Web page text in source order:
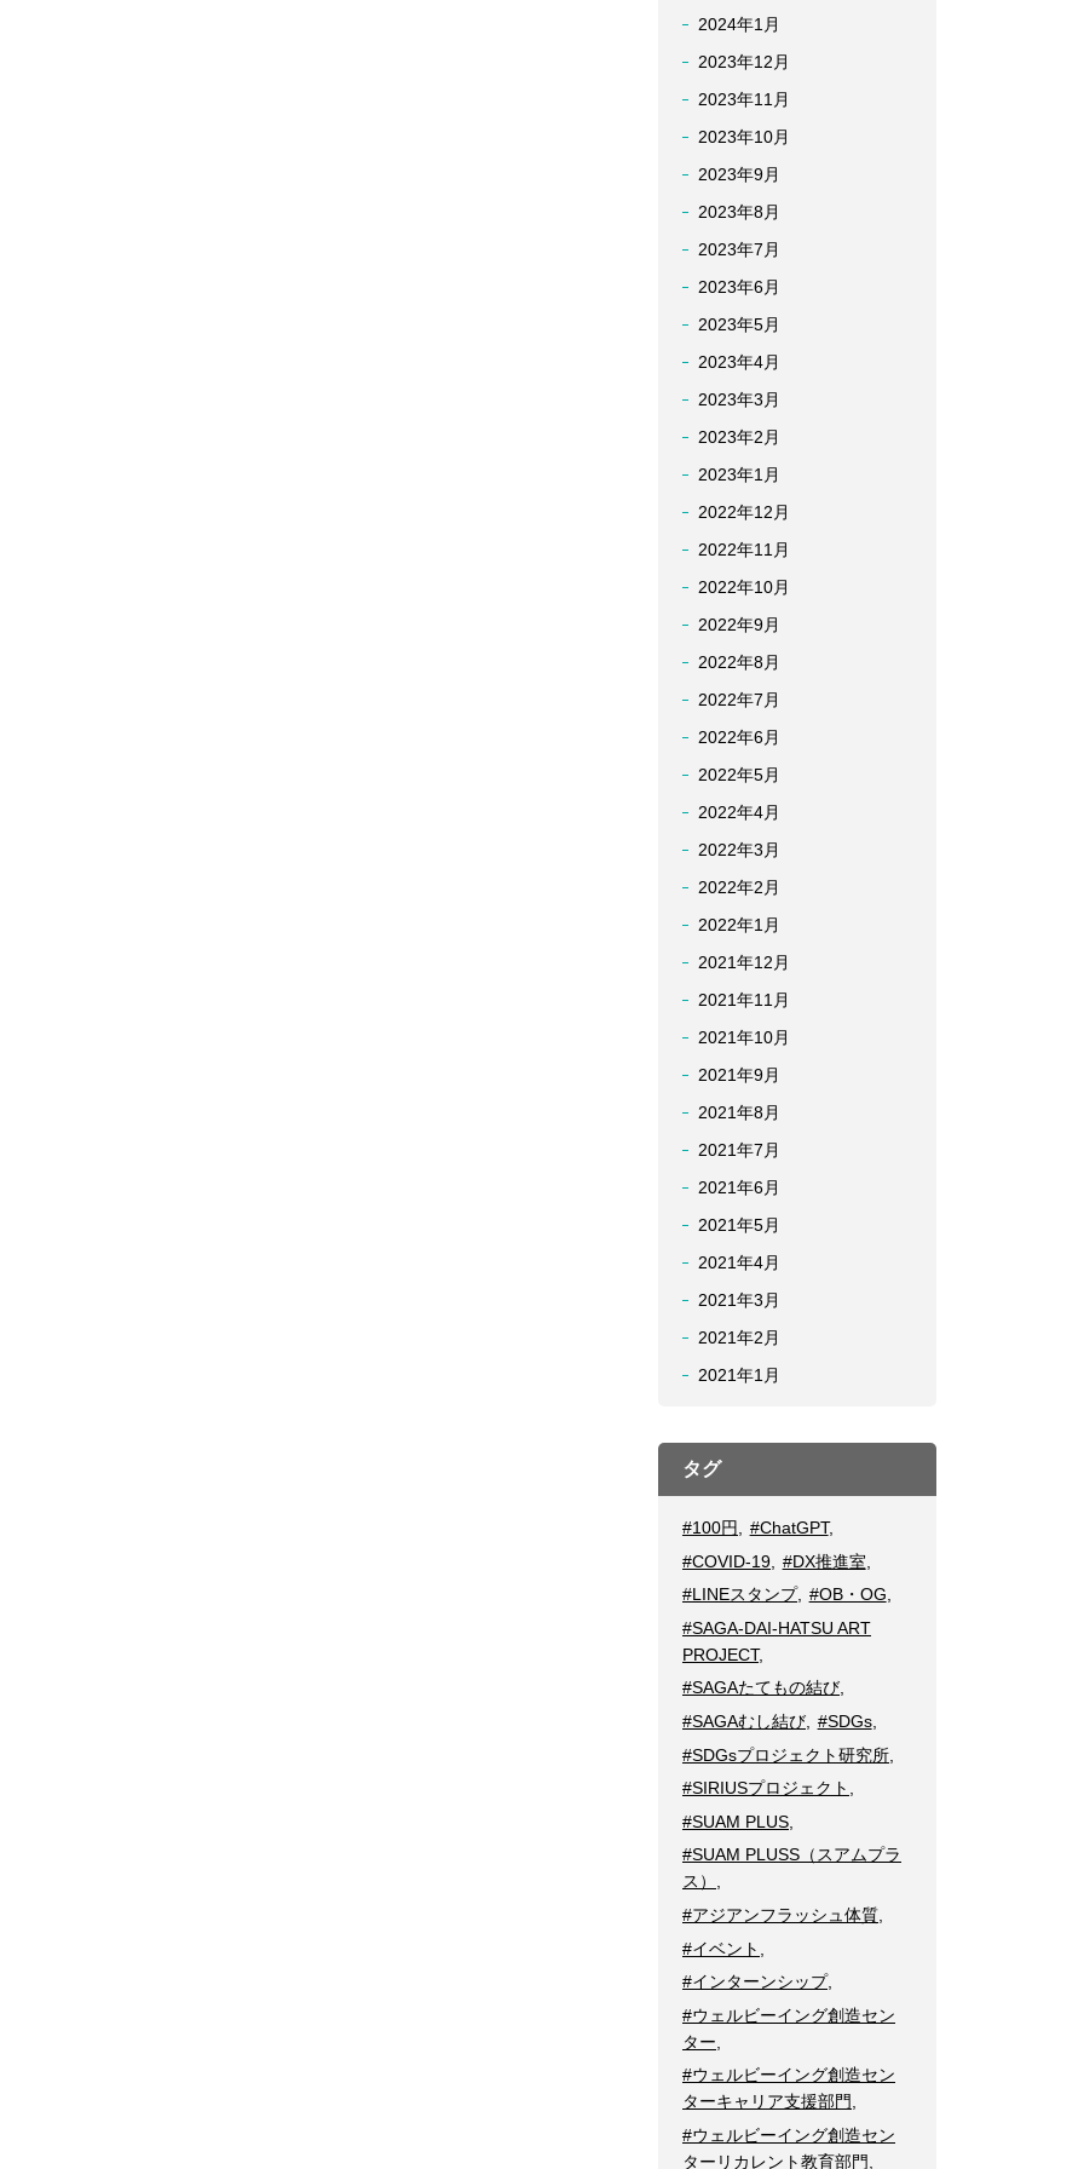
2024年1月
2023年12月
2023年11月
2023年10月
2023年9月
2023年8月
2023年7月
2023年6月
2023年5月
2023年4月
2023年3月
2023年2月
2023年1月
2022年12月
2022年11月
2022年10月
2022年9月
2022年8月
2022年7月
2022年6月
2022年5月
2022年4月
2022年3月
2022年2月
2022年1月
2021年12月
2021年11月
2021年10月
2021年9月
2021年8月
2021年7月
2021年6月
2021年5月
2021年4月
2021年3月
2021年2月
2021年1月
タグ
#100円 #ChatGPT,
#COVID-19
#DX推進室
#LINEスタンプ, #OB・OG
#SAGA-DAI-HATSU ART
PROJECT,
#SAGAたてもの結び,
#SAGAむし結び
#SDGs,
#SDGsプロジェクト研究所
#SIRIUSプロジェクト
#SUAM PLUS
#SUAM PLUSS（スアムプラ
ス） ,
#アジアンフラッシュ体質
#イベント
#インターンシップ,
#ウェルビーイング創造セン
ター
#ウェルビーイング創造セン
ターキャリア支援部門,
#ウェルビーイング創造セン
ターリカレント教育部門